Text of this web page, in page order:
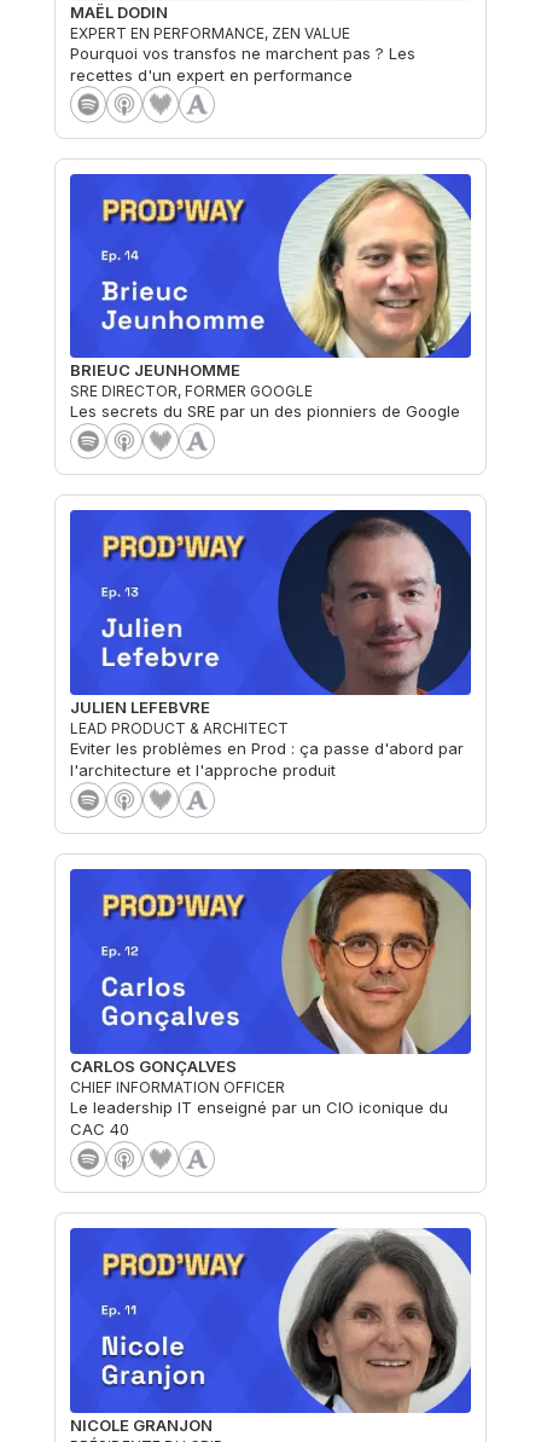
MAËL DODIN
EXPERT EN PERFORMANCE, ZEN VALUE
Pourquoi vos transfos ne marchent pas ? Les
recettes d'un expert en performance
BRIEUC JEUNHOMME
SRE DIRECTOR, FORMER GOOGLE
Les secrets du SRE par un des pionniers de Google
JULIEN LEFEBVRE
LEAD PRODUCT & ARCHITECT
Eviter les problèmes en Prod : ça passe d'abord par
l'architecture et l'approche produit
CARLOS GONÇALVES
CHIEF INFORMATION OFFICER
Le leadership IT enseigné par un CIO iconique du
CAC 40
NICOLE GRANJON